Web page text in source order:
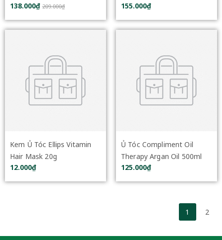
138.000₫ 209.000₫
Repair Mask & Colour
Protection 8In1 500ml
155.000₫
Kem Ủ Tóc Ellips Vitamin
Hair Mask 20g
12.000₫
Ủ Tóc Compliment Oil
Therapy Argan Oil 500ml
125.000₫
1 2